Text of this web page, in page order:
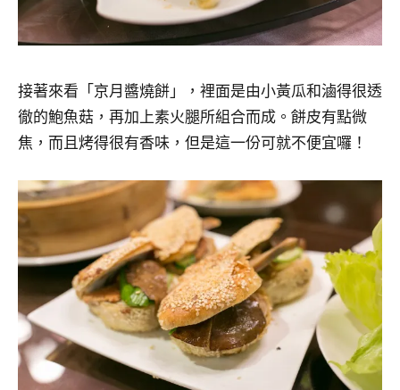
接著來看「京月醬燒餅」，裡面是由小黃瓜和滷得很透
徹的鮑魚菇，再加上素火腿所組合而成。餅皮有點微
焦，而且烤得很有香味，但是這一份可就不便宜囉！